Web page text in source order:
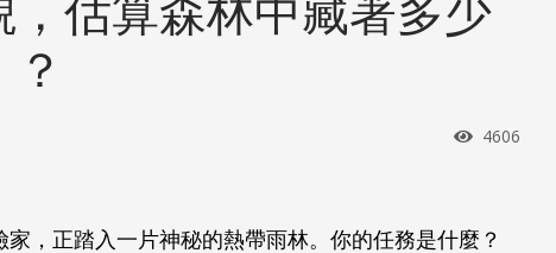
，估算森林中藏著多少
瀏覽次數
4606
，正踏入一片神秘的熱帶雨林。你的任務是什麼？